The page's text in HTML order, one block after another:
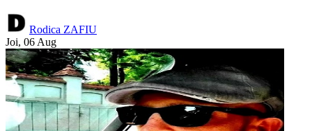
Rodica ZAFIU
Joi, 06 Aug